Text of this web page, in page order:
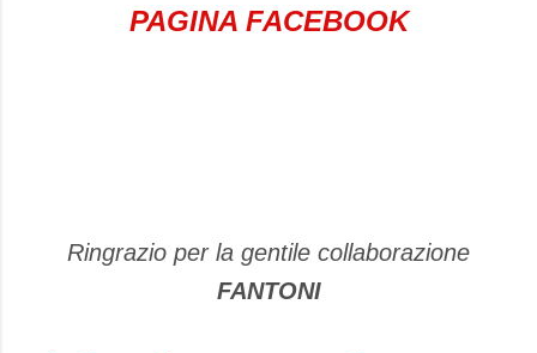
PAGINA FACEBOOK
Ringrazio per la gentile collaborazione
FANTONI